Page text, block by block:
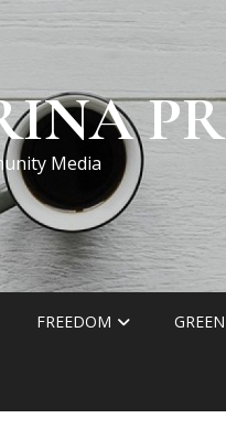
Media
FREEDOM GREEN